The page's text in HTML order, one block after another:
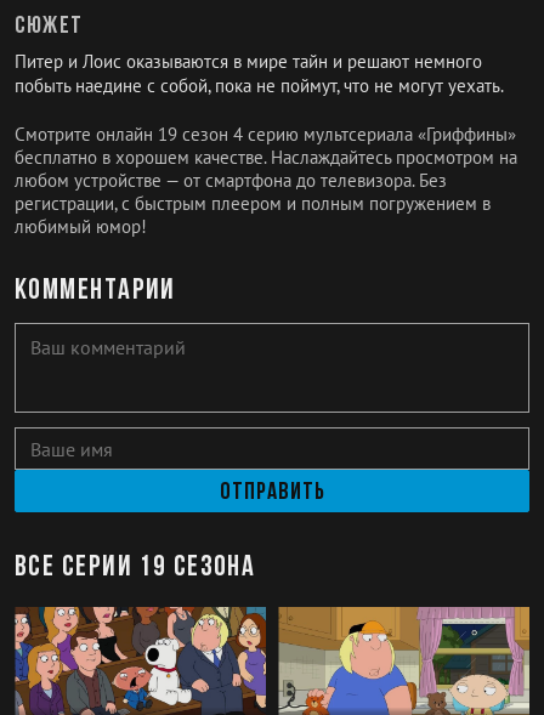
Сюжет
Питер и Лоис оказываются в мире тайн и решают немного
побыть наедине с собой, пока не поймут, что не могут уехать.
Смотрите онлайн 19 сезон 4 серию мультсериала «Гриффины»
бесплатно в хорошем качестве. Наслаждайтесь просмотром на
любом устройстве — от смартфона до телевизора. Без
регистрации, с быстрым плеером и полным погружением в
любимый юмор!
Комментарии
Отправить
Все серии 19 сезона